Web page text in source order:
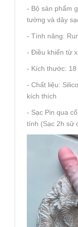
- Bộ sản phẩm
tường và dây
- Tính năng:
- Điều khiển từ
- Kích thước: 18
- Chất liệu:
kích thích
- Sạc Pin qua
tính (Sạc 2h sử